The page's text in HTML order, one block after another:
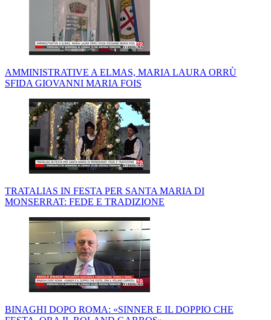
AMMINISTRATIVE A ELMAS, MARIA LAURA ORRÙ
SFIDA GIOVANNI MARIA FOIS
TRATALIAS IN FESTA PER SANTA MARIA DI
MONSERRAT: FEDE E TRADIZIONE
BINAGHI DOPO ROMA: «SINNER E IL DOPPIO CHE